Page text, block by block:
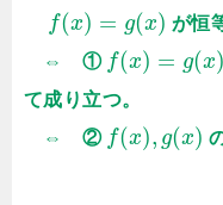
f(x) = g(x) が恒
⇔ ① f(x) = g(x)
て成り立つ。
⇔ ② f(x), g(x)